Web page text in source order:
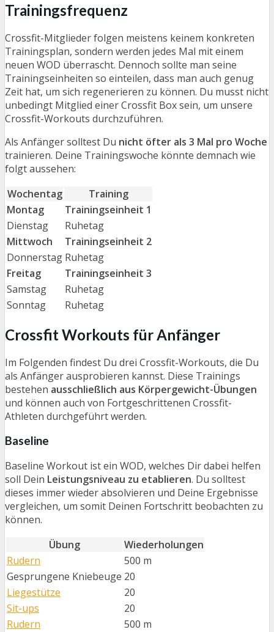
Trainingsfrequenz
Crossfit-Mitglieder folgen meistens keinem konkreten
Trainingsplan, sondern werden jedes Mal mit einem
neuen WOD überrascht. Dennoch sollte man seine
Trainingseinheiten so einteilen, dass man auch genug
Zeit hat, um sich regenerieren zu können. Du musst nicht
unbedingt Mitglied einer Crossfit Box sein, um unsere
Crossfit-Workouts durchzuführen.
Als Anfänger solltest Du nicht öfter als 3 Mal pro Woche
trainieren. Deine Trainingswoche könnte demnach wie
folgt aussehen:
Wochentag
Training
Montag
Trainingseinheit 1
Dienstag
Ruhetag
Mittwoch
Trainingseinheit 2
Donnerstag Ruhetag
Freitag
Trainingseinheit 3
Samstag
Ruhetag
Sonntag
Ruhetag
Crossfit Workouts für Anfänger
Im Folgenden findest Du drei Crossfit-Workouts, die Du
als Anfänger ausprobieren kannst. Diese Trainings
bestehen ausschließlich aus Körpergewicht-Übungen
und können auch von Fortgeschrittenen Crossfit-
Athleten durchgeführt werden.
Baseline
Baseline Workout ist ein WOD, welches Dir dabei helfen
soll Dein Leistungsniveau zu etablieren. Du solltest
dieses immer wieder absolvieren und Deine Ergebnisse
vergleichen, um somit Deinen Fortschritt beobachten zu
können.
Übung
Wiederholungen
Rudern
500 m
Gesprungene Kniebeuge 20
Liegestütze
20
Sit-ups
20
Rudern
500 m